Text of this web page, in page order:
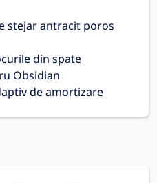
stejar antracit poros
din spate
Obsidian
de amortizare